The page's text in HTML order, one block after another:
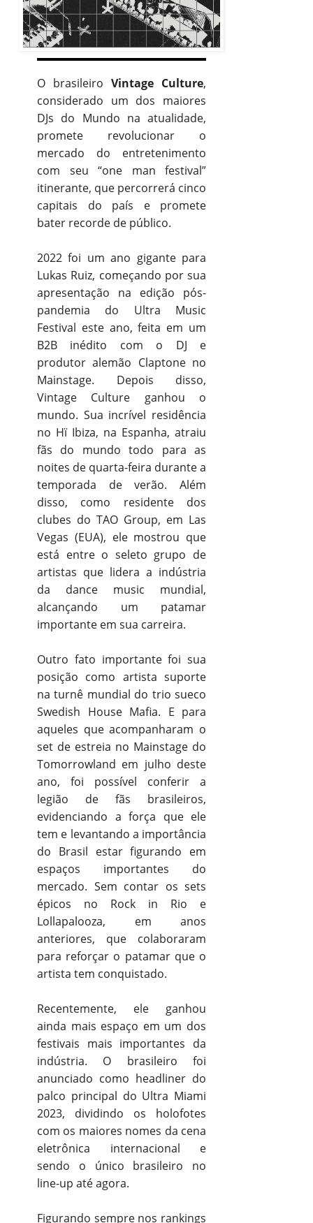
O brasileiro Vintage Culture,
considerado um dos maiores
DJs do Mundo na atualidade,
promete revolucionar o
mercado do entretenimento
com seu “one man festival”
itinerante, que percorrerá cinco
capitais do país e promete
bater recorde de público.
2022 foi um ano gigante para
Lukas Ruiz, começando por sua
apresentação na edição pós-
pandemia do Ultra Music
Festival este ano, feita em um
B2B inédito com o DJ e
produtor alemão Claptone no
Mainstage. Depois disso,
Vintage Culture ganhou o
mundo. Sua incrível residência
no Hï Ibiza, na Espanha, atraiu
fãs do mundo todo para as
noites de quarta-feira durante a
temporada de verão. Além
disso, como residente dos
clubes do TAO Group, em Las
Vegas (EUA), ele mostrou que
está entre o seleto grupo de
artistas que lidera a indústria
da dance music mundial,
alcançando um patamar
importante em sua carreira.
Outro fato importante foi sua
posição como artista suporte
na turnê mundial do trio sueco
Swedish House Mafia. E para
aqueles que acompanharam o
set de estreia no Mainstage do
Tomorrowland em julho deste
ano, foi possível conferir a
legião de fãs brasileiros,
evidenciando a força que ele
tem e levantando a importância
do Brasil estar figurando em
espaços importantes do
mercado. Sem contar os sets
épicos no Rock in Rio e
Lollapalooza, em anos
anteriores, que colaboraram
para reforçar o patamar que o
artista tem conquistado.
Recentemente, ele ganhou
ainda mais espaço em um dos
festivais mais importantes da
indústria. O brasileiro foi
anunciado como headliner do
palco principal do Ultra Miami
2023, dividindo os holofotes
com os maiores nomes da cena
eletrônica internacional e
sendo o único brasileiro no
line-up até agora.
Figurando sempre nos rankings